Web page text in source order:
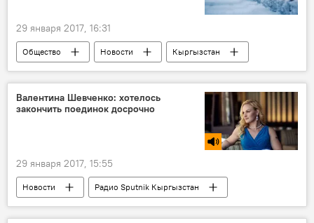
29 января 2017, 16:31
Общество Новости
Кыргызстан
Кыргызгидромет
погода
температура
прогноз
холода
февраль
Валентина Шевченко: хотелось
закончить поединок досрочно
29 января 2017, 15:55
Новости
Радио Sputnik Кыргызстан
США
Валентина Шевченко боец